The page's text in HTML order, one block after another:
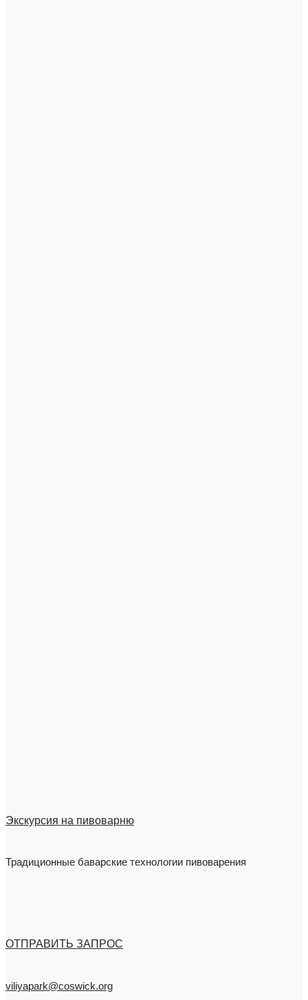
Экскурсия на пивоварню
Традиционные баварские технологии пивоварения
ОТПРАВИТЬ ЗАПРОС
viliyapark@coswick.org